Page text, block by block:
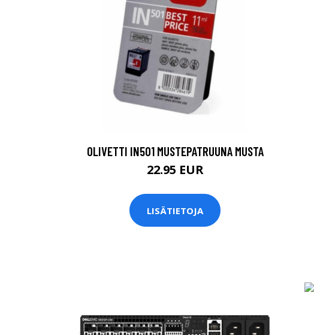
OLIVETTI IN501 MUSTEPATRUUNA MUSTA
22.95 EUR
LISÄTIETOJA